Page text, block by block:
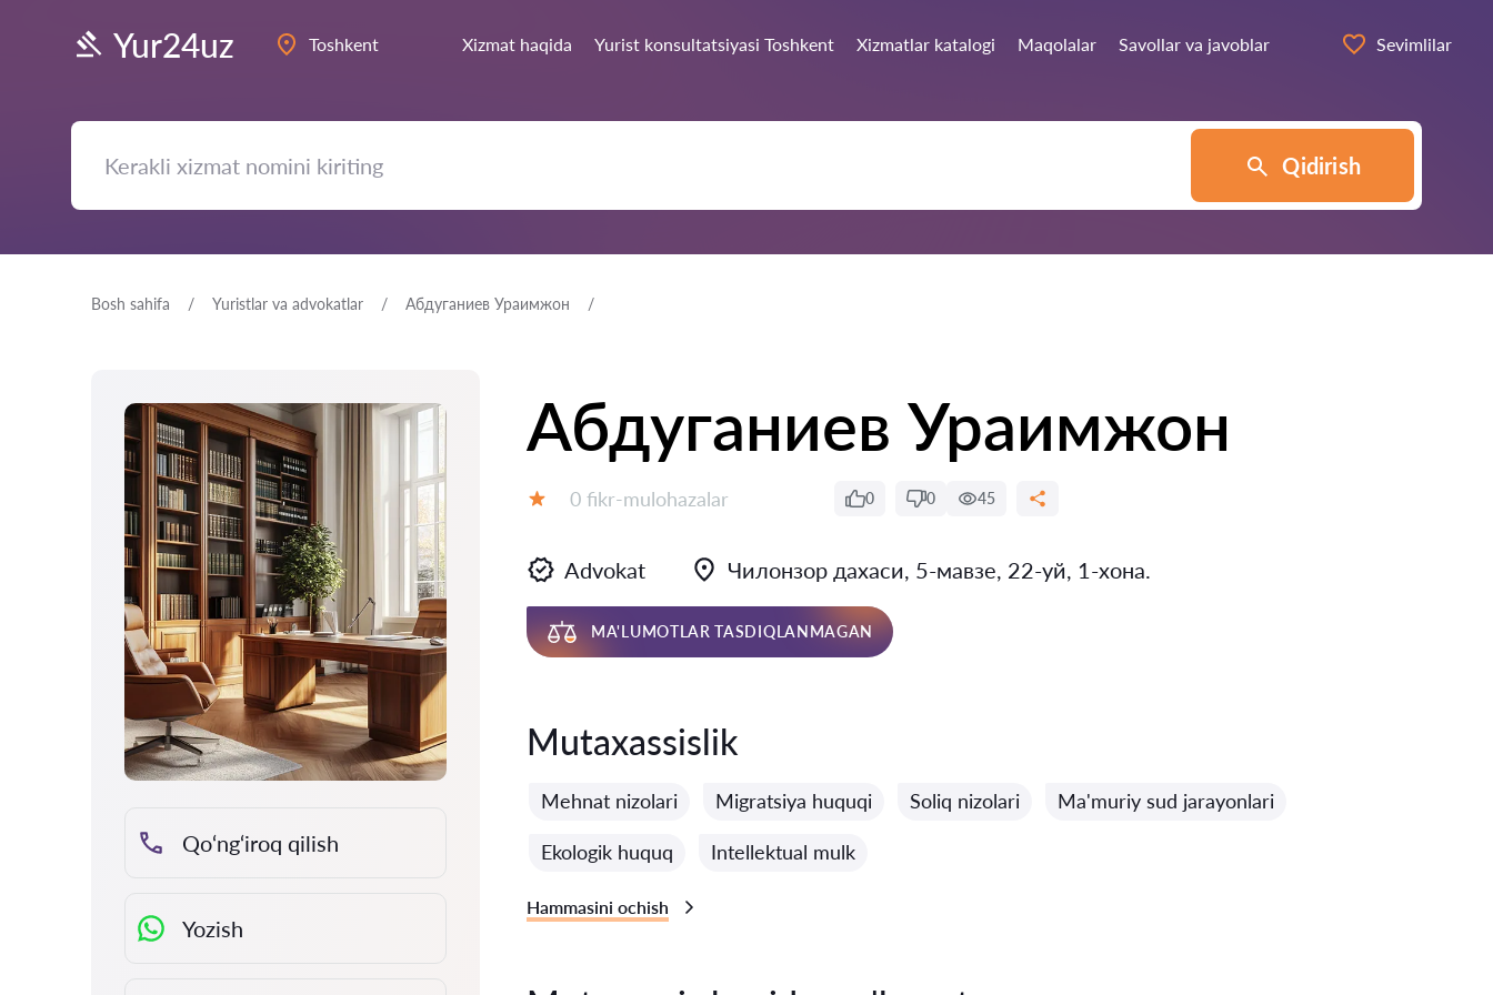
Yur24uz Toshkent Xizmat haqida Yurist konsultatsiyasi Toshkent Xizmatlar katalogi Maqolalar Savollar va javoblar Sevimlilar
Qidirish
Bosh sahifa Yuristlar va advokatlar Абдуганиев Ураимжон
Qo‘ng‘iroq qilish
Yozish
Абдуганиев Ураимжон
Fikrlar:
0 fikr-mulohazalar 0 0 45
Advokat Чилонзор дахаси, 5-мавзе, 22-уй, 1-хона.
MA'LUMOTLAR TASDIQLANMAGAN
Mutaxassislik
Mehnat nizolari Migratsiya huquqi Soliq nizolari Ma'muriy sud jarayonlari
Ekologik huquq Intellektual mulk
Hammasini ochish